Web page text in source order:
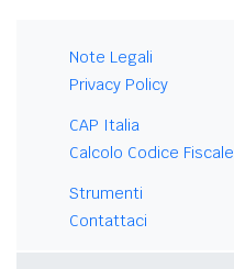
Note Legali
Privacy Policy
CAP Italia
Calcolo Codice Fiscale
Strumenti
Contattaci